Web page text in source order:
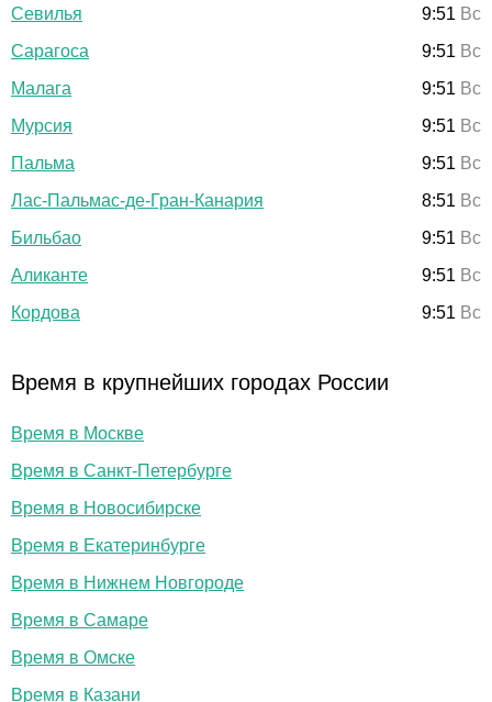
Севилья
9:51 Вс
Сарагоса
9:51 Вс
Малага
9:51 Вс
Мурсия
9:51 Вс
Пальма
9:51 Вс
Лас-Пальмас-де-Гран-Канария
8:51 Вс
Бильбао
9:51 Вс
Аликанте
9:51 Вс
Кордова
9:51 Вс
Время в крупнейших городах России
Время в Москве
Время в Санкт-Петербурге
Время в Новосибирске
Время в Екатеринбурге
Время в Нижнем Новгороде
Время в Самаре
Время в Омске
Время в Казани